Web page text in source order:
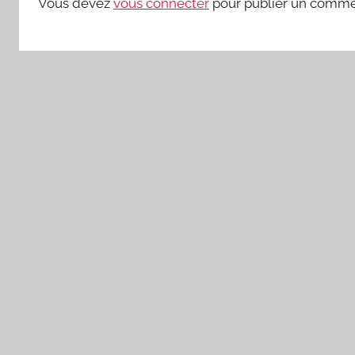
Vous devez vous connecter pour publier un